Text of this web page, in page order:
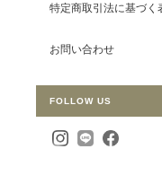
特定商取引法に基づく
お問い合わせ
FOLLOW US